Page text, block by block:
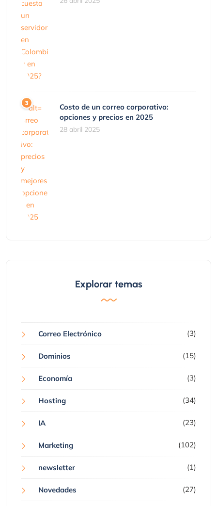
Costo de un correo corporativo:
opciones y precios en 2025
28 abril 2025
Explorar temas
Correo Electrónico (3)
Dominios (15)
Economía (3)
Hosting (34)
IA (23)
Marketing (102)
newsletter (1)
Novedades (27)